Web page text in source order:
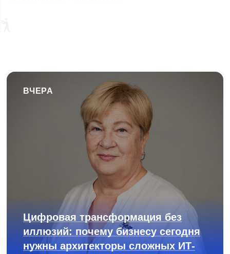
ВЧЕРА
Цифровая трансформация без
иллюзий: почему бизнесу сегодня
нужны архитекторы сложных ИТ-